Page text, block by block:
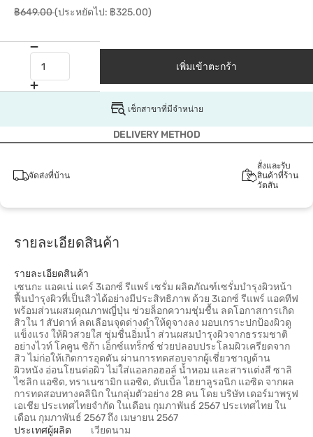
฿649.00(ประหยัดไป: ฿325.00)
เพิ่มเข้าตะกร้า
เช็กสาขาที่มีจำหน่าย
DELIVERY METHOD
จัดส่งที่บ้าน
สั่งและรับ
สินค้าที่ร้าน
วัตสัน
รายละเอียดสินค้า
รายละเอียดสินค้า
เซนกะ แอคเน่ แคร์ 3เอกซ์ รีแพร์ เซรั่ม ผลิตภัณฑ์เซรั่มบำรุงผิวหน้า
ฟื้นบำรุงผิวที่เป็นสิวได้อย่างมีประสิทธิภาพ ด้วย 3เอกซ์ รีแพร์ แอคทีฟ
พร้อมส่วนผสมคุณภาพญี่ปุ่น ช่วยล็อกความชุ่มชื้น ลดโอกาสการเกิด
สิวใน 1 สัปดาห์ ลดเลือนจุดด่างดำให้ดูจางลง มอบเกราะปกป้องผิวดู
แข็งแรง ให้ผิวสวยใส ชุ่มชื่นอิ่มน้ำ ส่วนผสมบำรุงผิวจากธรรมชาติ
อย่างไวท์ โคคูน ซิก้า เอ็กซ์แทร็กซ์ ช่วยปลอบประโลมผิวเครียดจาก
สิว ไม่ก่อให้เกิดการอุดตัน ผ่านการทดสอบจากผู้เชี่ยวชาญด้าน
ผิวหนัง อ่อนโยนต่อผิว ไม่ใส่แอลกอฮอล์ น้ำหอม และสารแต่งสี ซาลิ
ไซลิก แอซิด, ทราเนซามิก แอซิด, ดับเบิ้ล ไฮยาลูรอนิก แอซิด จากผล
การทดสอบทางคลินิก ในกลุ่มตัวอย่าง 28 คน โดย บริษัท เดอร์มาพรูฟ
เอเชีย ประเทศไทยจำกัด ในเดือน กุมภาพันธ์ 2567 ประเทศไทย ใน
เดือน กุมภาพันธ์ 2567 ถึง เมษายน 2567
ประเทศผู้ผลิต
เวียดนาม